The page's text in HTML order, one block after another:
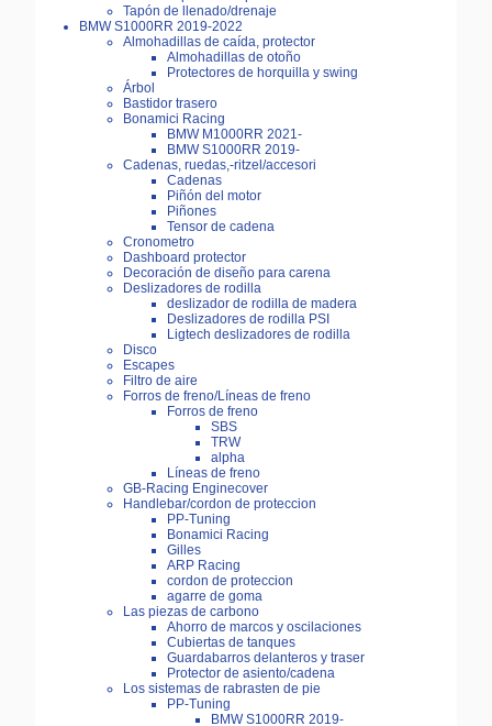
Tapón de llenado/drenaje
BMW S1000RR 2019-2022
Almohadillas de caída, protector
Almohadillas de otoño
Protectores de horquilla y swing
Árbol
Bastidor trasero
Bonamici Racing
BMW M1000RR 2021-
BMW S1000RR 2019-
Cadenas, ruedas,-ritzel/accesori
Cadenas
Piñón del motor
Piñones
Tensor de cadena
Cronometro
Dashboard protector
Decoración de diseño para carena
Deslizadores de rodilla
deslizador de rodilla de madera
Deslizadores de rodilla PSI
Ligtech deslizadores de rodilla
Disco
Escapes
Filtro de aire
Forros de freno/Líneas de freno
Forros de freno
SBS
TRW
alpha
Líneas de freno
GB-Racing Enginecover
Handlebar/cordon de proteccion
PP-Tuning
Bonamici Racing
Gilles
ARP Racing
cordon de proteccion
agarre de goma
Las piezas de carbono
Ahorro de marcos y oscilaciones
Cubiertas de tanques
Guardabarros delanteros y traser
Protector de asiento/cadena
Los sistemas de rabrasten de pie
PP-Tuning
BMW S1000RR 2019-